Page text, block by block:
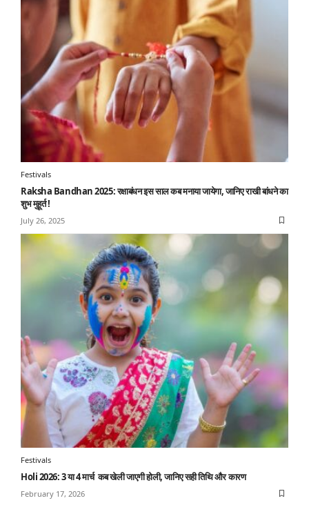
Festivals
Raksha Bandhan 2025: रक्षाबंधन इस साल कब मनाया जायेगा, जानिए राखी बांधने का
शुभ मुहूर्त !
July 26, 2025
Festivals
Holi 2026: 3 या 4 मार्च कब खेली जाएगी होली, जानिए सही तिथि और कारण
February 17, 2026